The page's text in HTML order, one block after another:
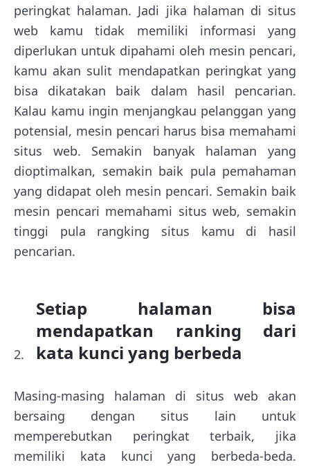
peringkat halaman. Jadi jika halaman di situs
web kamu tidak memiliki informasi yang
diperlukan untuk dipahami oleh mesin pencari,
kamu akan sulit mendapatkan peringkat yang
bisa dikatakan baik dalam hasil pencarian.
Kalau kamu ingin menjangkau pelanggan yang
potensial, mesin pencari harus bisa memahami
situs web. Semakin banyak halaman yang
dioptimalkan, semakin baik pula pemahaman
yang didapat oleh mesin pencari. Semakin baik
mesin pencari memahami situs web, semakin
tinggi pula rangking situs kamu di hasil
pencarian.
Setiap halaman bisa
mendapatkan ranking dari
kata kunci yang berbeda
Masing-masing halaman di situs web akan
bersaing dengan situs lain untuk
memperebutkan peringkat terbaik, jika
memiliki kata kunci yang berbeda-beda.